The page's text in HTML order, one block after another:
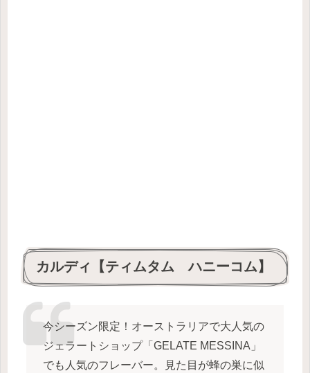
カルディ【ティムタム ハニーコム】
今シーズン限定！オーストラリアで大人気の
ジェラートショップ「GELATE MESSINA」
でも人気のフレーバー。見た目が蜂の巣に似